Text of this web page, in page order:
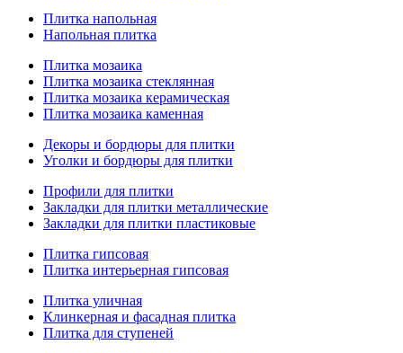
Плитка напольная
Напольная плитка
Плитка мозаика
Плитка мозаика стеклянная
Плитка мозаика керамическая
Плитка мозаика каменная
Декоры и бордюры для плитки
Уголки и бордюры для плитки
Профили для плитки
Закладки для плитки металлические
Закладки для плитки пластиковые
Плитка гипсовая
Плитка интерьерная гипсовая
Плитка уличная
Клинкерная и фасадная плитка
Плитка для ступеней